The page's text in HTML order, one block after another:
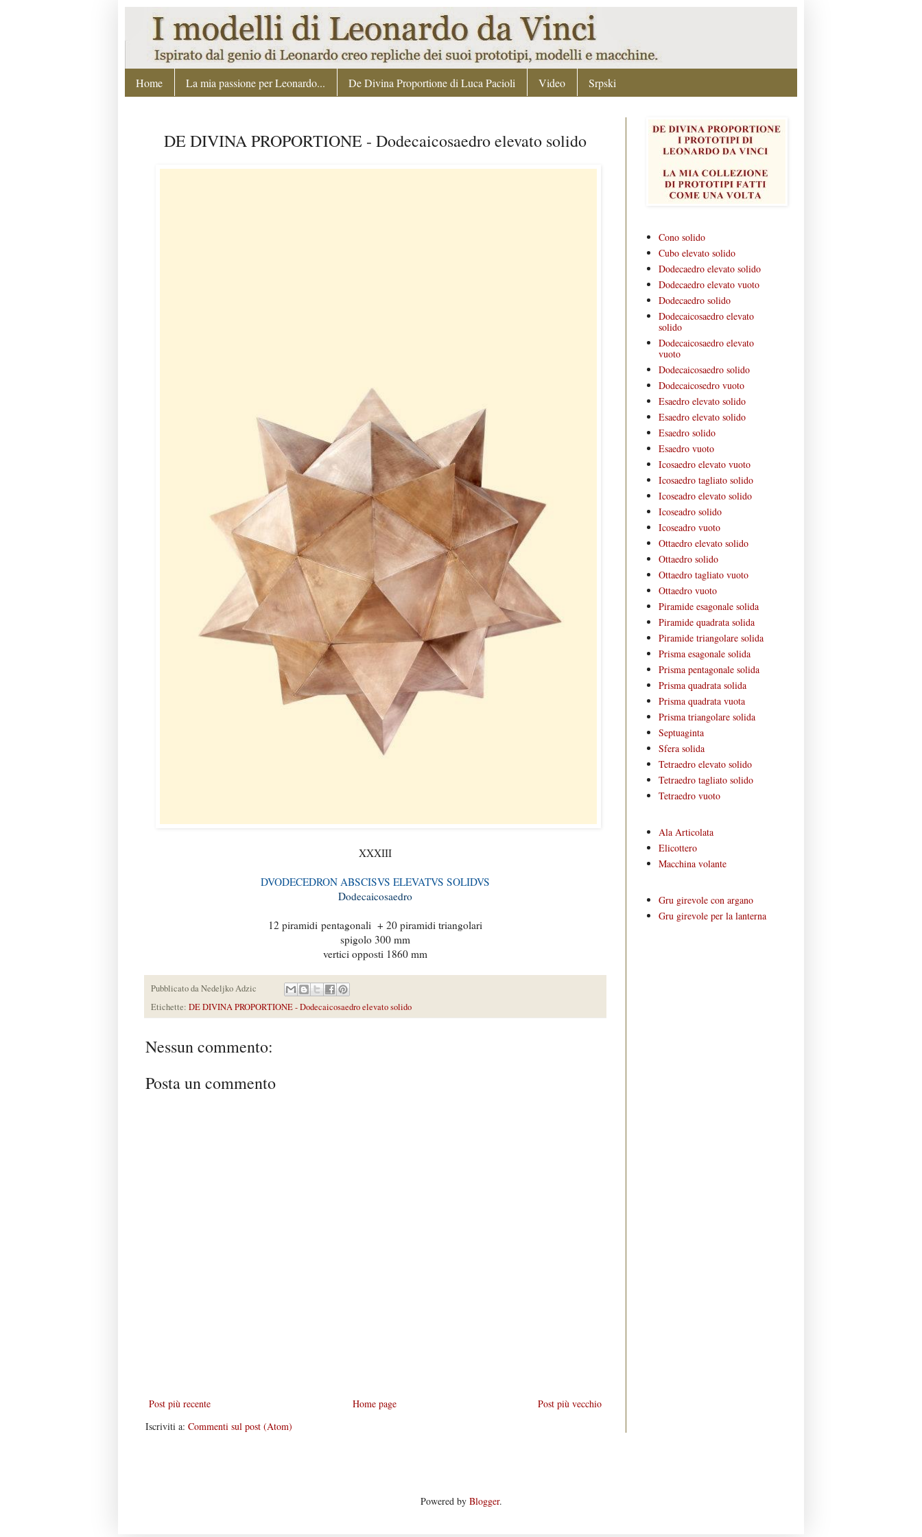
Home La mia passione per Leonardo... De Divina Proportione di Luca Pacioli Video Srpski
DE DIVINA PROPORTIONE - Dodecaicosaedro elevato solido
XXXIII
DVODECEDRON ABSCISVS ELEVATVS SOLIDVS
Dodecaicosaedro
12 piramidi pentagonali + 20 piramidi triangolari
spigolo 300 mm
vertici opposti 1860 mm
Pubblicato daNedeljko Adzic
Etichette: DE DIVINA PROPORTIONE - Dodecaicosaedro elevato solido
Nessun commento:
Posta un commento
Post più recente Post più vecchio
Home page
Iscriviti a: Commenti sul post (Atom)
Cono solido
Cubo elevato solido
Dodecaedro elevato solido
Dodecaedro elevato vuoto
Dodecaedro solido
Dodecaicosaedro elevato
solido
Dodecaicosaedro elevato
vuoto
Dodecaicosaedro solido
Dodecaicosedro vuoto
Esaedro elevato solido
Esaedro elevato solido
Esaedro solido
Esaedro vuoto
Icosaedro elevato vuoto
Icosaedro tagliato solido
Icoseadro elevato solido
Icoseadro solido
Icoseadro vuoto
Ottaedro elevato solido
Ottaedro solido
Ottaedro tagliato vuoto
Ottaedro vuoto
Piramide esagonale solida
Piramide quadrata solida
Piramide triangolare solida
Prisma esagonale solida
Prisma pentagonale solida
Prisma quadrata solida
Prisma quadrata vuota
Prisma triangolare solida
Septuaginta
Sfera solida
Tetraedro elevato solido
Tetraedro tagliato solido
Tetraedro vuoto
Ala Articolata
Elicottero
Macchina volante
Gru girevole con argano
Gru girevole per la lanterna
Powered by Blogger.